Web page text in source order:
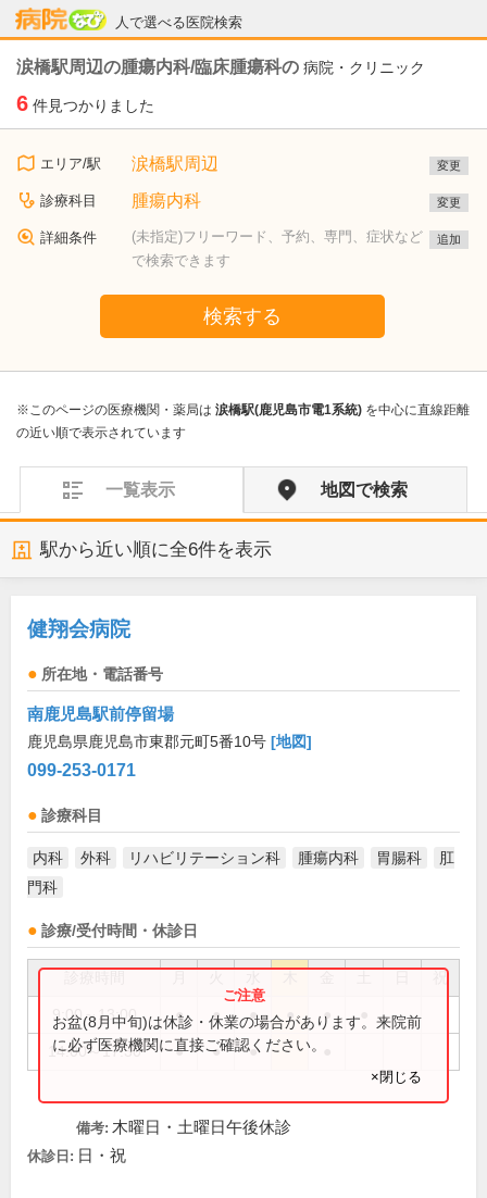
人で選べる医院検索
病院なび
涙橋駅周辺の腫瘍内科/臨床腫瘍科の 病院・クリニック
6 件見つかりました
エリア/駅 涙橋駅周辺 変更
診療科目 腫瘍内科 変更
詳細条件
(未指定)フリーワード、予約、専門、症状など
で検索できます
追加
検索する
※このページの医療機関・薬局は 涙橋駅(鹿児島市電1系統) を中心に直線距離
の近い順で表示されています
一覧表示 地図で検索
駅から近い順に全6件を表示
健翔会病院
所在地・電話番号
南鹿児島駅前停留場
鹿児島県鹿児島市東郡元町5番10号 [地図]
099-253-0171
診療科目
内科 外科 リハビリテーション科 腫瘍内科 胃腸科
肛
門科
診療/受付時間・休診日
祝
9:00～13:00 ● ● ● ● ●
14:00～17:30 ● ● ●
お盆(8月中旬)は休診・休業の場合があります。来院前
に必ず医療機関に直接ご確認ください。
×閉じる
備考: 木曜日・土曜日午後休診
休診日: 日・祝